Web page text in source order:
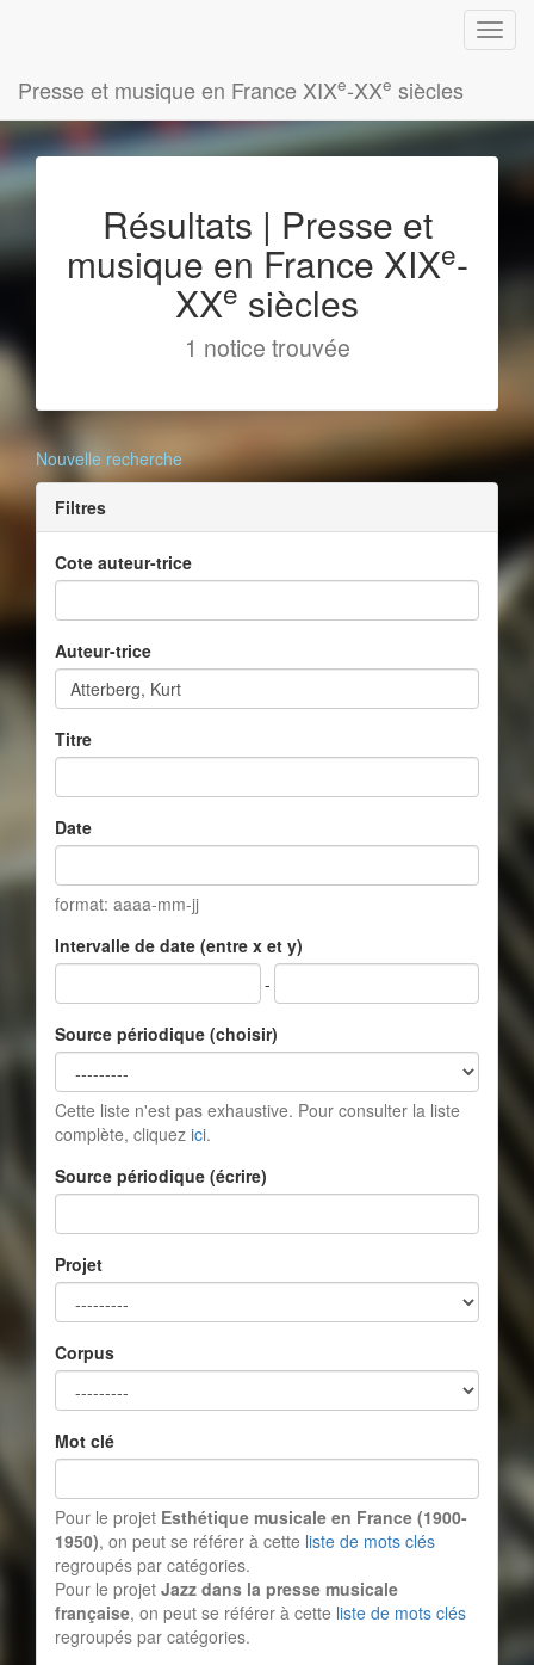
Presse et musique en France XIXe-XXe siècles
Résultats | Presse et
musique en France XIXe-
XXe siècles
1 notice trouvée
Nouvelle recherche
Filtres
Cote auteur-trice
Auteur-trice
Titre
Date
format: aaaa-mm-jj
Intervalle de date (entre x et y)
-
Source périodique (choisir)
Cette liste n'est pas exhaustive. Pour consulter la liste
complète, cliquez ici.
Source périodique (écrire)
Projet
Corpus
Mot clé
Pour le projet Esthétique musicale en France (1900-
1950), on peut se référer à cette liste de mots clés
regroupés par catégories.
Pour le projet Jazz dans la presse musicale
française, on peut se référer à cette liste de mots clés
regroupés par catégories.